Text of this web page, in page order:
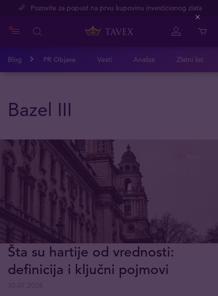
Pozovite za popust na prvu kupovinu investicionog zlata
Blog PR Objave Vesti Analize Zlatni list
Bazel III
Šta su hartije od vrednosti:
definicija i ključni pojmovi
Close